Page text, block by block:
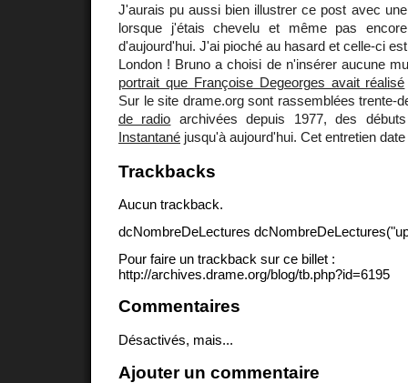
J'aurais pu aussi bien illustrer ce post avec
lorsque j'étais chevelu et même pas
d'aujourd'hui. J'ai pioché au hasard et celle-ci
London ! Bruno a choisi de n'insérer aucune
portrait que Françoise Degeorges avait réalisé
Sur le site drame.org sont rassemblées trente-
de radio archivées depuis 1977, des
Instantané jusqu'à aujourd'hui. Cet entretien
Trackbacks
Aucun trackback.
dcNombreDeLectures
Pour faire un trackback sur ce billet :
http://archives.drame.org/blog/tb.php?id=6195
Commentaires
Désactivés, mais...
Ajouter un commentaire